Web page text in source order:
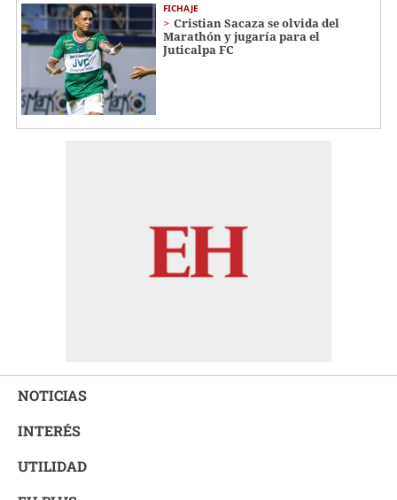
FICHAJE
Cristian Sacaza se olvida del
Marathón y jugaría para el
Juticalpa FC
NOTICIAS
INTERÉS
UTILIDAD